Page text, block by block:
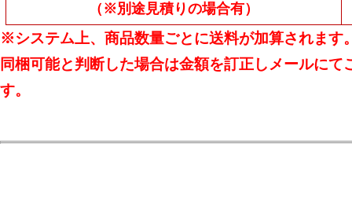
（※別途見積りの場合有）
※システム上、商品数量ごとに送料が加算されます
同梱可能と判断した場合は金額を訂正しメールにて
す。